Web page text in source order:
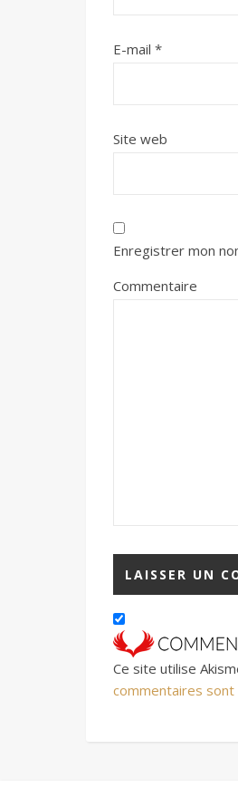
E-mail *
Site web
Enregistrer mon
Commentaire
Ce site utilise
commentaires sont